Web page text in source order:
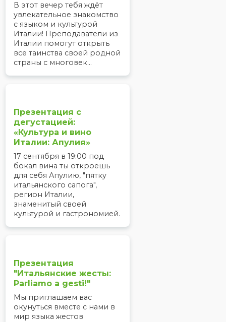
В этот вечер тебя ждёт
увлекательное знакомство
с языком и культурой
Италии! Преподаватели из
Италии помогут открыть
все таинства своей родной
страны с многовек...
Презентация с
дегустацией:
«Культура и вино
Италии: Апулия»
17 сентября в 19:00 под
бокал вина ты откроешь
для себя Апулию, "пятку
итальянского сапога",
регион Италии,
знаменитый своей
культурой и гастрономией.
Презентация
"Итальянские жесты:
Parliamo a gesti!"
Мы приглашаем вас
окунуться вместе с нами в
мир языка жестов